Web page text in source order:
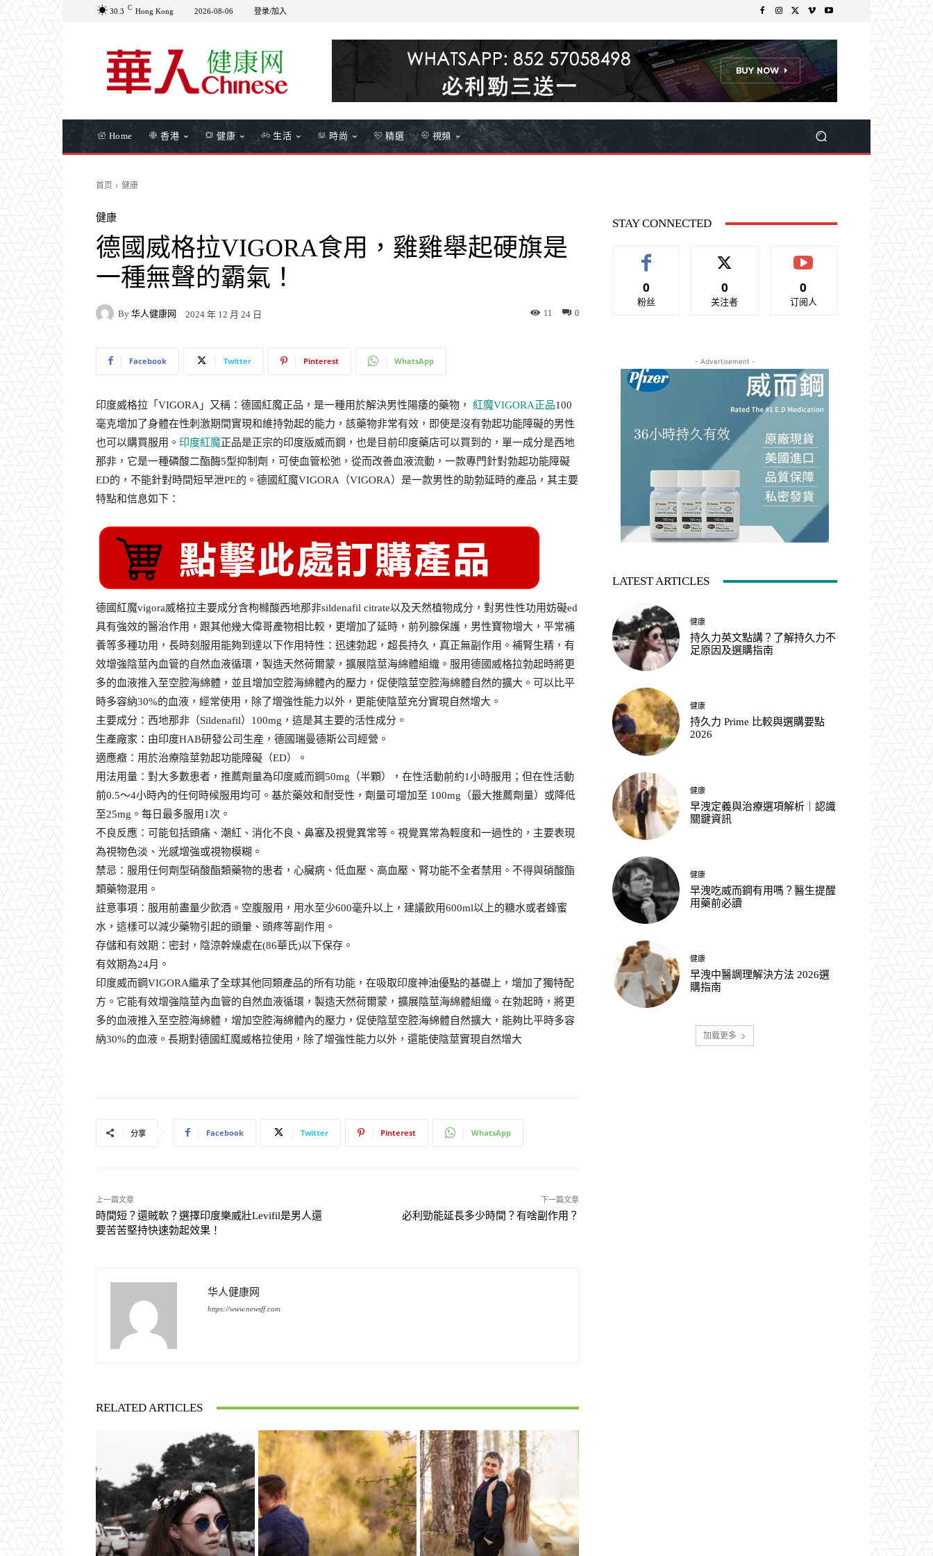
30.3 C Hong Kong 2026-08-06 登录/加入
Home 香港 健康 生活 時尚 精選 視頻
首页 健康
健康
德國威格拉VIGORA食用，雞雞舉起硬旗是
一種無聲的霸氣！
By 华人健康网 2024 年 12 月 24 日 0
11
Facebook Twitter Pinterest WhatsApp
印度威格拉「VIGORA」又稱：德國紅魔正品，是一種用於解決男性陽痿的藥物， 紅魔VIGORA正品100
毫克增加了身體在性刺激期間實現和維持勃起的能力，該藥物非常有效，即使是沒有勃起功能障礙的男性
也可以購買服用。 印度紅魔正品是正宗的印度版威而鋼，也是目前印度藥店可以買到的，單一成分是西地
那非，它是一種磷酸二酯酶5型抑制劑，可使血管松弛，從而改善血液流動，一款專門針對勃起功能障礙
ED的，不能針對時間短早泄PE的。德國紅魔VIGORA（VIGORA）是一款男性的助勃延時的產品，其主要
特點和信息如下：
德國紅魔vigora威格拉主要成分含枸櫞酸西地那非sildenafil citrate以及天然植物成分，對男性性功用妨礙ed
具有強效的醫治作用，跟其他幾大偉哥產物相比較，更增加了延時，前列腺保護，男性寶物增大，平常補
養等多種功用，長時刻服用能夠到達以下作用特性：迅速勃起，超長持久，真正無副作用。補腎生精，有
效增強陰莖內血管的自然血液循環，製造天然荷爾蒙，擴展陰莖海綿體組織。服用德國威格拉勃起時將更
多的血液推入至空腔海綿體，並且增加空腔海綿體內的壓力，促使陰莖空腔海綿體自然的擴大。可以比平
時多容納30%的血液，經常使用，除了增強性能力以外，更能使陰莖充分實現自然增大。
主要成分：西地那非（Sildenafil）100mg，這是其主要的活性成分。
生產廠家：由印度HAB研發公司生産，德國瑞曼德斯公司經營。
適應癥：用於治療陰莖勃起功能障礙（ED）。
用法用量：對大多數患者，推薦劑量為印度威而鋼50mg（半顆），在性活動前約1小時服用；但在性活動
前0.5～4小時內的任何時候服用均可。基於藥效和耐受性，劑量可增加至 100mg（最大推薦劑量）或降低
至25mg。每日最多服用1次。
不良反應：可能包括頭痛、潮紅、消化不良、鼻塞及視覺異常等。視覺異常為輕度和一過性的，主要表現
為視物色淡、光感增強或視物模糊。
禁忌：服用任何劑型硝酸酯類藥物的患者，心臟病、低血壓、高血壓、腎功能不全者禁用。不得與硝酸酯
類藥物混用。
註意事項：服用前盡量少飲酒。空腹服用，用水至少600毫升以上，建議飲用600ml以上的糖水或者蜂蜜
水，這樣可以減少藥物引起的頭暈、頭疼等副作用。
存儲和有效期：密封，陰涼幹燥處在(86華氏)以下保存。
有效期為24月。
印度威而鋼VIGORA繼承了全球其他同類產品的所有功能，在吸取印度神油優點的基礎上，增加了獨特配
方。它能有效增強陰莖內血管的自然血液循環，製造天然荷爾蒙，擴展陰莖海綿體組織。在勃起時，將更
多的血液推入至空腔海綿體，增加空腔海綿體內的壓力，促使陰莖空腔海綿體自然擴大，能夠比平時多容
納30%的血液。長期對德國紅魔威格拉使用，除了增強性能力以外，還能使陰莖實現自然增大
分享 Facebook Twitter Pinterest WhatsApp
上一篇文章
時間短？還賊軟？選擇印度樂威壯Levifil是男人還
要苦苦堅持快速勃起效果！
下一篇文章
必利勁能延長多少時間？有啥副作用？
华人健康网
https://www.newsff.com
RELATED ARTICLES
STAY CONNECTED
0
粉丝
0
关注者
0
订阅人
- Advertisement -
LATEST ARTICLES
健康
持久力英文點講？了解持久力不
足原因及選購指南
健康
持久力 Prime 比較與選購要點
2026
健康
早洩定義與治療選項解析｜認識
關鍵資訊
健康
早洩吃威而鋼有用嗎？醫生提醒
用藥前必讀
健康
早洩中醫調理解決方法 2026選
購指南
加载更多